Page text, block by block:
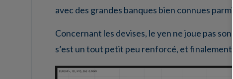
avec des grandes banques bien connues
Concernant les devises, le yen ne joue pas
s’est un tout petit peu renforcé, et